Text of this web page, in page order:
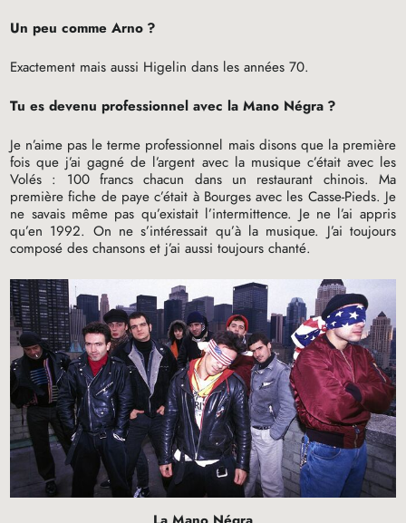
Un peu comme Arno ?
Exactement mais aussi Higelin dans les années 70.
Tu es devenu professionnel avec la Mano Négra ?
Je n’aime pas le terme professionnel mais disons que la première
fois que j’ai gagné de l’argent avec la musique c’était avec les
Volés : 100 francs chacun dans un restaurant chinois. Ma
première fiche de paye c’était à Bourges avec les Casse-Pieds. Je
ne savais même pas qu’existait l’intermittence. Je ne l’ai appris
qu’en 1992. On ne s’intéressait qu’à la musique. J’ai toujours
composé des chansons et j’ai aussi toujours chanté.